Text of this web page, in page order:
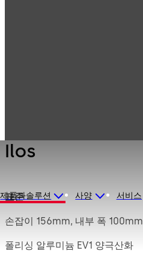
제품과솔루션 사양 서비스
Ilos
표준
손잡이 156mm, 내부 폭 100mm
폴리싱 알루미늄 EV1 양극산화